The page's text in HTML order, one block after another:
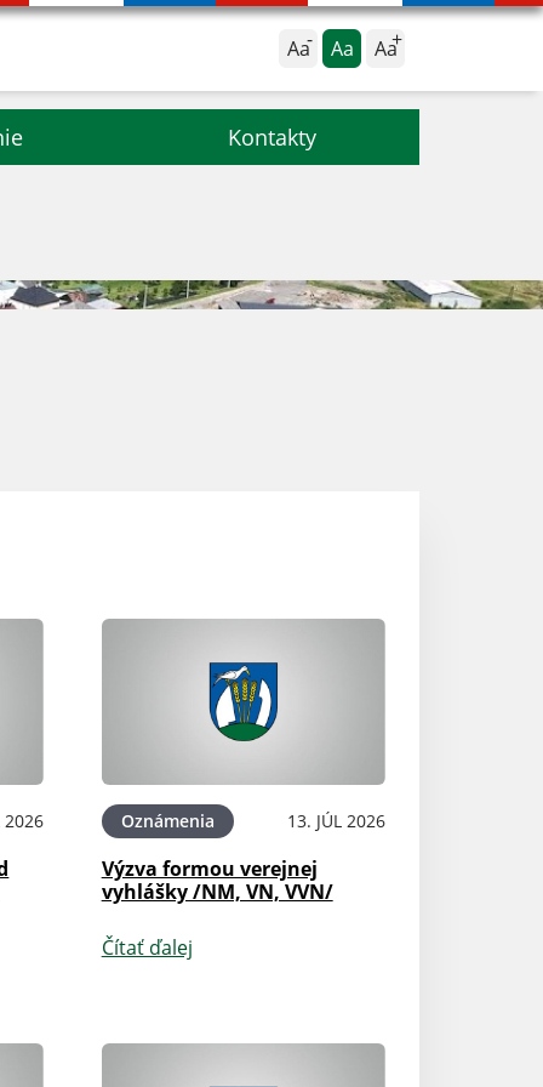
Aa Aa Aa
Kontakty
2026 Oznámenia 13. JÚL 2026
Výzva formou verejnej
vyhlášky /NM, VN, VVN/
Čítať ďalej